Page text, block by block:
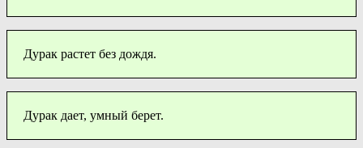
Дурак растет без дождя.
Дурак дает, умный берет.